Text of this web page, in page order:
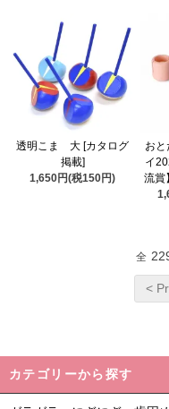
透明こま 大 [カタログ
掲載]
1,650円(税150円)
おと
イ
流賞
全
<
カテゴリーから探す